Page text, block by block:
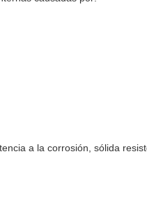
a la corrosión, sólida